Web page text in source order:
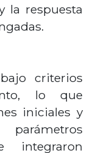
la respuesta
criterios
lo que
iniciales y
integraron